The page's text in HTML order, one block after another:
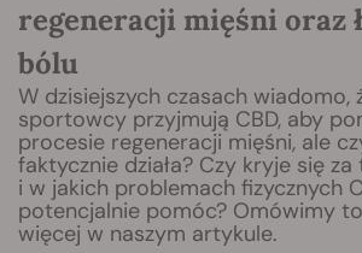
regeneracji mięśni oraz
bólu
W dzisiejszych czasach wiadomo,
sportowcy przyjmują CBD, aby
procesie regeneracji mięśni, ale
faktycznie działa? Czy kryje się
i w jakich problemach fizycznych
potencjalnie pomóc? Omówimy
więcej w naszym artykule.